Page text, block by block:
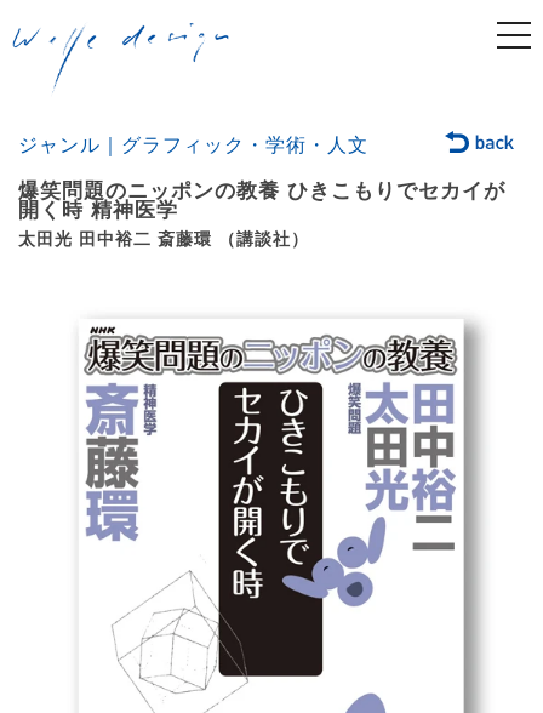
ジャンル｜グラフィック・学術・人文
爆笑問題のニッポンの教養 ひきこもりでセカイが
開く時 精神医学
太田光 田中裕二 斎藤環 （講談社）